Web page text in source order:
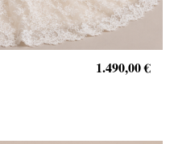
1.490,00 €